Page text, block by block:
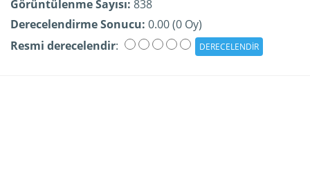
Görüntülenme Sayısı: 838
Derecelendirme Sonucu: 0.00 (0 Oy)
Resmi derecelendir: